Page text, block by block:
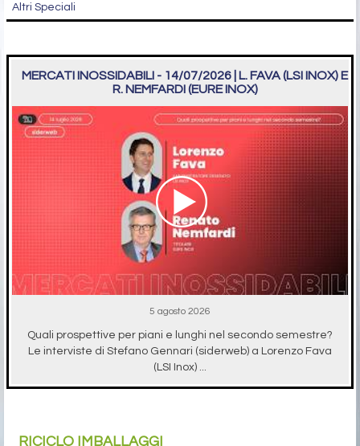
Altri Speciali
MERCATI INOSSIDABILI - 14/07/2026 | L. FAVA (LSI INOX) E
R. NEMFARDI (EURE INOX)
5 agosto 2026
Quali prospettive per piani e lunghi nel secondo semestre?
Le interviste di Stefano Gennari (siderweb) a Lorenzo Fava
(LSI Inox) ...
RICICLO IMBALLAGGI